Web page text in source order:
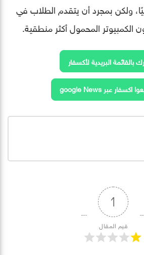
ولكن بمجرد أن يتقدم الطلاب في
الكمبيوتر المحمول أكثر منطقية.
بالقائمة البريدية لأكسفار
1
قيم المقال